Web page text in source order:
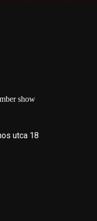
show
utca 18